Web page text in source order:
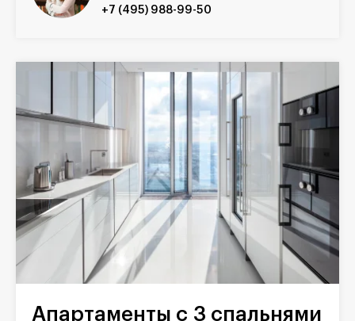
+7 (495) 988-99-50
Апартаменты с 3 спальнями